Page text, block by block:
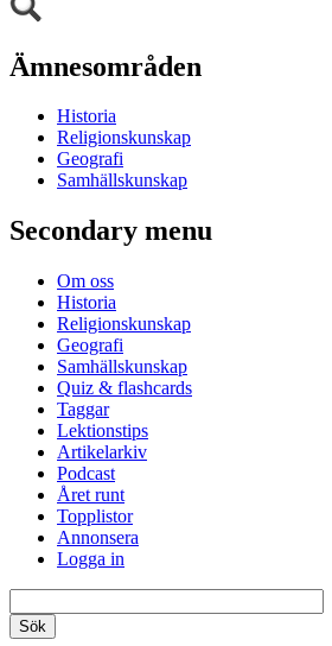
Ämnesområden
Historia
Religionskunskap
Geografi
Samhällskunskap
Secondary menu
Om oss
Historia
Religionskunskap
Geografi
Samhällskunskap
Quiz & flashcards
Taggar
Lektionstips
Artikelarkiv
Podcast
Året runt
Topplistor
Annonsera
Logga in